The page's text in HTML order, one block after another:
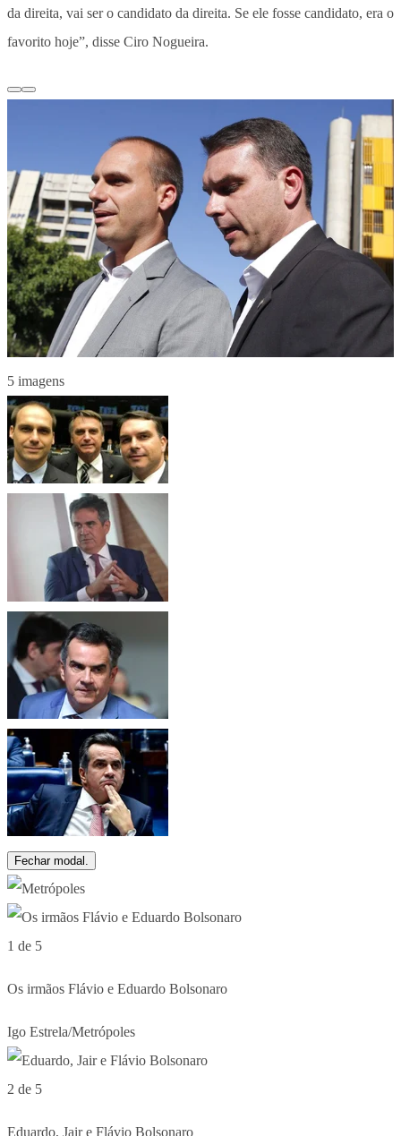
da direita, vai ser o candidato da direita. Se ele fosse candidato, era o
favorito hoje”, disse Ciro Nogueira.
5 imagens
Fechar modal.
1 de 5
Os irmãos Flávio e Eduardo Bolsonaro
Igo Estrela/Metrópoles
2 de 5
Eduardo, Jair e Flávio Bolsonaro